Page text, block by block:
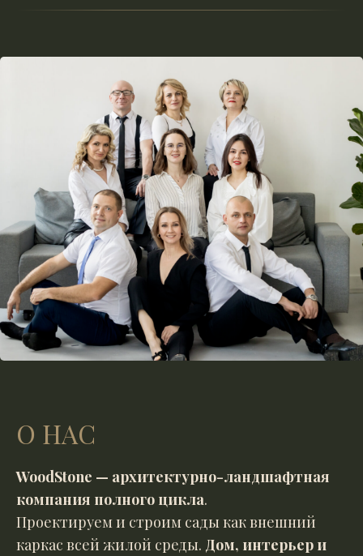
О НАС
WoodStone — архитектурно-ландшафтная
компания полного цикла.
Проектируем и строим сады как внешний
каркас всей жилой среды. Дом, интерьер и